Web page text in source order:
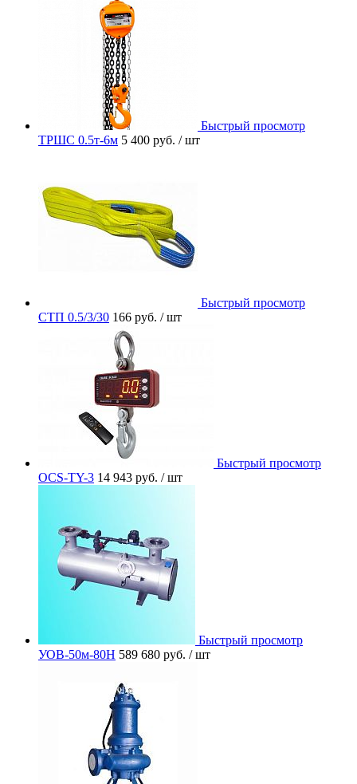
Быстрый просмотр
ТРШС 0.5т-6м 5 400 руб. / шт
Быстрый просмотр
СТП 0.5/3/30 166 руб. / шт
Быстрый просмотр
OCS-TY-3 14 943 руб. / шт
Быстрый просмотр
УОВ-50м-80Н 589 680 руб. / шт